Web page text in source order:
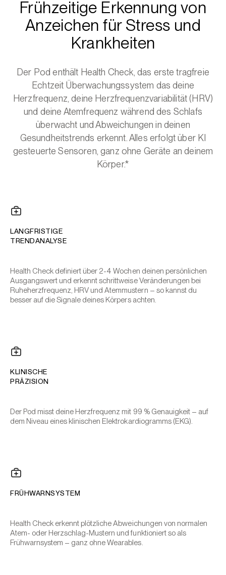
Frühzeitige Erkennung von
Anzeichen für Stress und
Krankheiten
Der Pod enthält Health Check, das erste tragfreie
Echtzeit Überwachungssystem das deine
Herzfrequenz, deine Herzfrequenzvariabilität (HRV)
und deine Atemfrequenz während des Schlafs
überwacht und Abweichungen in deinen
Gesundheitstrends erkennt. Alles erfolgt über KI
gesteuerte Sensoren, ganz ohne Geräte an deinem
Körper.*
LANGFRISTIGE
TRENDANALYSE
Health Check definiert über 2-4 Wochen deinen persönlichen
Ausgangswert und erkennt schrittweise Veränderungen bei
Ruheherzfrequenz, HRV und Atemmustern – so kannst du
besser auf die Signale deines Körpers achten.
KLINISCHE
PRÄZISION
Der Pod misst deine Herzfrequenz mit 99 % Genauigkeit – auf
dem Niveau eines klinischen Elektrokardiogramms (EKG).
FRÜHWARNSYSTEM
Health Check erkennt plötzliche Abweichungen von normalen
Atem- oder Herzschlag-Mustern und funktioniert so als
Frühwarnsystem – ganz ohne Wearables.